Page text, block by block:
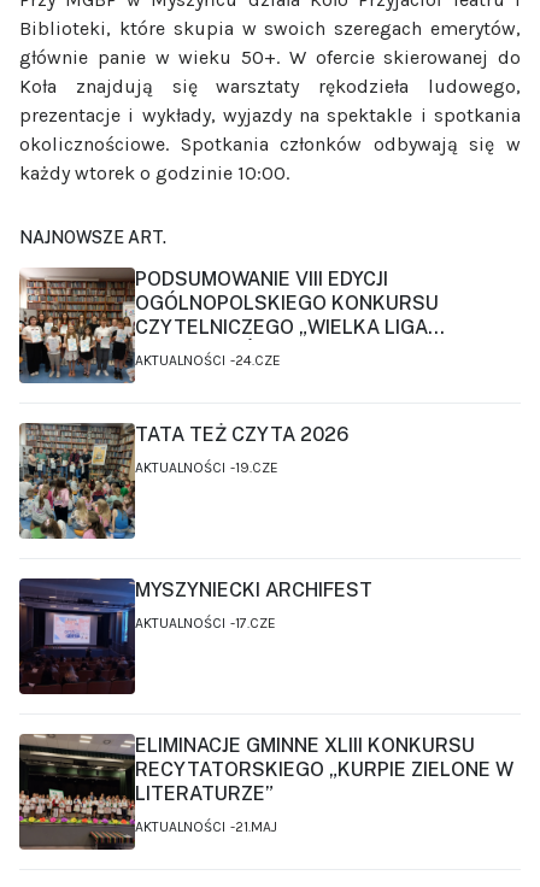
Biblioteki, które skupia w swoich szeregach emerytów,
głównie panie w wieku 50+. W ofercie skierowanej do
Koła znajdują się warsztaty rękodzieła ludowego,
prezentacje i wykłady, wyjazdy na spektakle i spotkania
okolicznościowe. Spotkania członków odbywają się w
każdy wtorek o godzinie 10:00.
NAJNOWSZE ART.
PODSUMOWANIE VIII EDYCJI
OGÓLNOPOLSKIEGO KONKURSU
CZYTELNICZEGO „WIELKA LIGA
CZYTELNIKÓW”
AKTUALNOŚCI 24.CZE
TATA TEŻ CZYTA 2026
AKTUALNOŚCI 19.CZE
MYSZYNIECKI ARCHIFEST
AKTUALNOŚCI 17.CZE
ELIMINACJE GMINNE XLIII KONKURSU
RECYTATORSKIEGO „KURPIE ZIELONE W
LITERATURZE”
AKTUALNOŚCI 21.MAJ